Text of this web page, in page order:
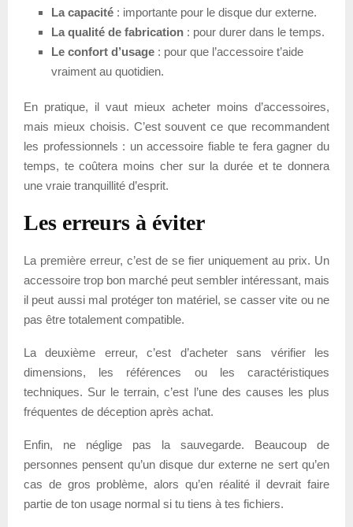
La capacité : importante pour le disque dur externe.
La qualité de fabrication : pour durer dans le temps.
Le confort d’usage : pour que l’accessoire t’aide
vraiment au quotidien.
En pratique, il vaut mieux acheter moins d’accessoires,
mais mieux choisis. C’est souvent ce que recommandent
les professionnels : un accessoire fiable te fera gagner du
temps, te coûtera moins cher sur la durée et te donnera
une vraie tranquillité d’esprit.
Les erreurs à éviter
La première erreur, c’est de se fier uniquement au prix. Un
accessoire trop bon marché peut sembler intéressant, mais
il peut aussi mal protéger ton matériel, se casser vite ou ne
pas être totalement compatible.
La deuxième erreur, c’est d’acheter sans vérifier les
dimensions, les références ou les caractéristiques
techniques. Sur le terrain, c’est l’une des causes les plus
fréquentes de déception après achat.
Enfin, ne néglige pas la sauvegarde. Beaucoup de
personnes pensent qu’un disque dur externe ne sert qu’en
cas de gros problème, alors qu’en réalité il devrait faire
partie de ton usage normal si tu tiens à tes fichiers.